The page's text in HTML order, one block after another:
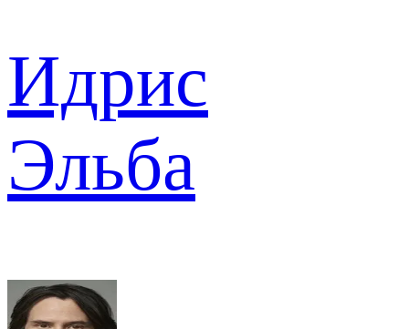
Идрис
Эльба